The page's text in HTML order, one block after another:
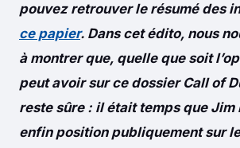
pouvez retrouver le résumé des
ce papier. Dans cet édito, nous
à montrer que, quelle que soit
peut avoir sur ce dossier Call of
reste sûre : il était temps que Jim
enfin position publiquement sur